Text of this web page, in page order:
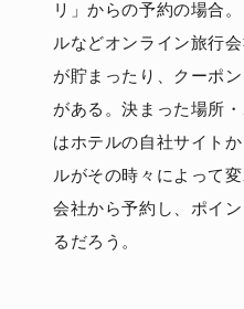
リ」からの予約の場合
ルなどオンライン旅行
が貯まったり、クーポ
がある。決まった場所
はホテルの自社サイト
ルがその時々によって
会社から予約し、ポイ
るだろう。